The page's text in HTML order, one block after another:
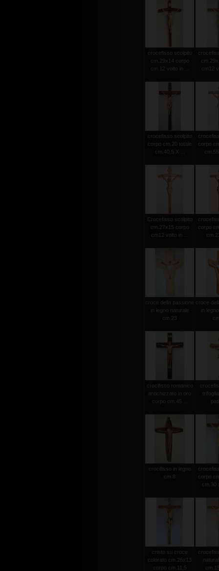
crocefisso scolpito
cm.29x14 corpo
cm.12 volto in ...
cm12
crocefisso scolpito
corpo cm.20 totale
cm.40,5 X ...
corpo
Crocefisso scolpito
cm.27x15 corpo
cm12 volto in ...
corpo
croce della passione
in legno naturale
cm.23
croce
in
crocifisso romanico
antichizzato in oro
corpo cm.45 ...
crocifisso in legno
cm.8
corpo
cm.30
cristo su croce
colorato cm.26x13
corpo cm.11,5